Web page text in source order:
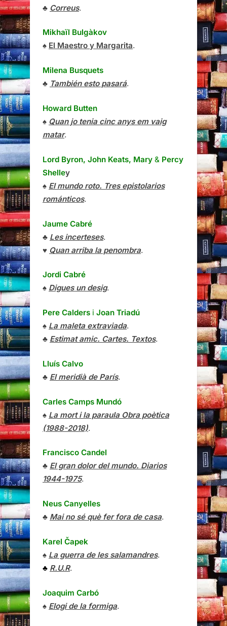
♣ Correus.
Mikhaïl Bulgàkov
♠ El Maestro y Margarita.
Milena Busquets
♣ También esto pasará.
Howard Butten
♠ Quan jo tenia cinc anys em vaig
matar.
Lord Byron, John Keats, Mary & Percy
Shelley
♠ El mundo roto. Tres epistolarios
románticos.
Jaume Cabré
♣ Les incerteses.
♥ Quan arriba la penombra.
Jordi Cabré
♠ Digues un desig.
Pere Calders i Joan Triadú
♠ La maleta extraviada.
♣ Estimat amic. Cartes. Textos.
Lluís Calvo
♣ El meridià de París.
Carles Camps Mundó
♠ La mort i la paraula Obra poètica
(1988-2018).
Francisco Candel
♣ El gran dolor del mundo. Diarios
1944-1975.
Neus Canyelles
♣ Mai no sé què fer fora de casa.
Karel Čapek
♠ La guerra de les salamandres.
♣ R.U.R.
Joaquim Carbó
♠ Elogi de la formiga.